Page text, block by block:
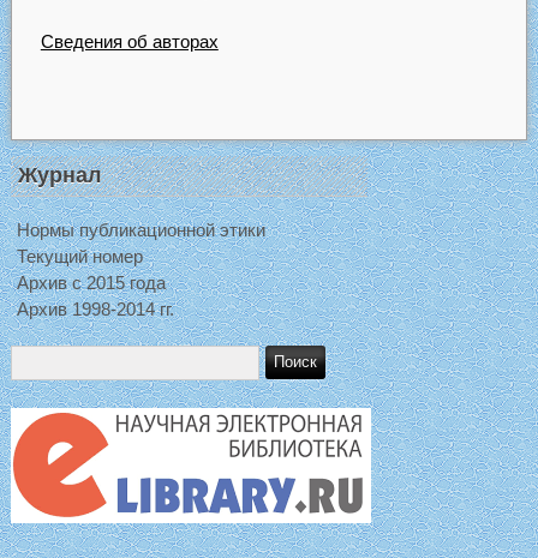
Сведения об авторах
Журнал
Нормы публикационной этики
Текущий номер
Архив с 2015 года
Архив 1998-2014 гг.